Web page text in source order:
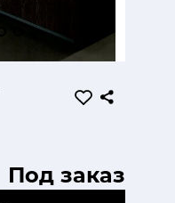
Под заказ